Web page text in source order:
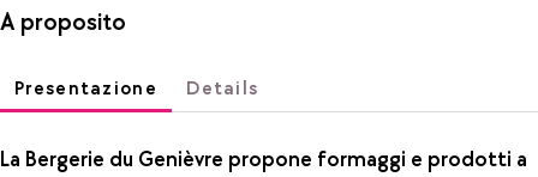
A proposito
Presentazione Details
La Bergerie du Genièvre propone formaggi e prodotti a